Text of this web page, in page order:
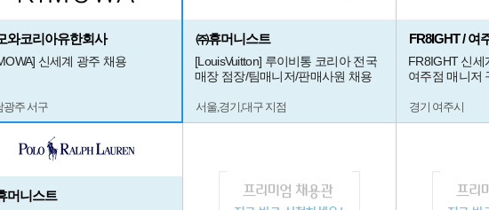
와코리아유한회사
신세계 광주 채용
광주 서구
㈜휴머니스트
[LouisVuitton] 루이비통 코리아 전국
매장 점장/팀매니저/판매사원 채용
서울,경기,대구 지점
FR8IGHT / 여
FR8IGHT 신
여주점 매니저
경기 여주시
머니스트